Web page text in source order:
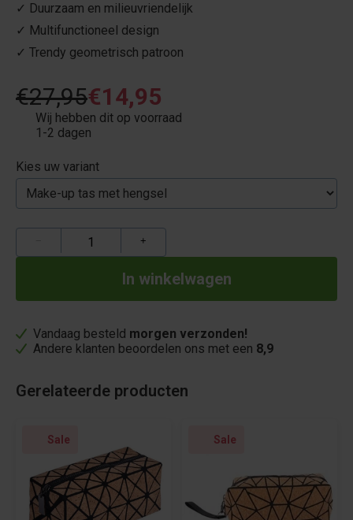
✓ Duurzaam en milieuvriendelijk
✓ Multifunctioneel design
✓ Trendy geometrisch patroon
€27,95€14,95
Wij hebben dit op voorraad
1-2 dagen
Kies uw variant
+
Vandaag besteld morgen verzonden!
Andere klanten beoordelen ons met een 8,9
Gerelateerde producten
Sale Sale